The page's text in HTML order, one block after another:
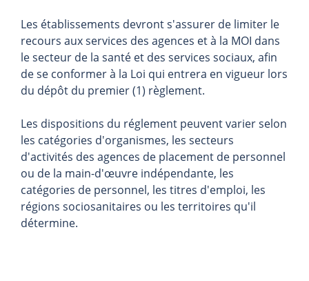
Les établissements devront s'assurer de limiter le
recours aux services des agences et à la MOI dans
le secteur de la santé et des services sociaux, afin
de se conformer à la Loi qui entrera en vigueur lors
du dépôt du premier (1) règlement.
Les dispositions du réglement peuvent varier selon
les catégories d'organismes, les secteurs
d'activités des agences de placement de personnel
ou de la main-d'œuvre indépendante, les
catégories de personnel, les titres d'emploi, les
régions sociosanitaires ou les territoires qu'il
détermine.